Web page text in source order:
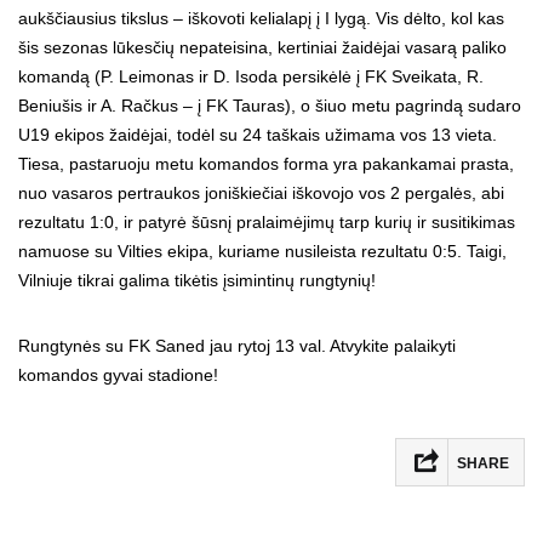
aukščiausius tikslus – iškovoti kelialapį į I lygą. Vis dėlto, kol kas
šis sezonas lūkesčių nepateisina, kertiniai žaidėjai vasarą paliko
komandą (P. Leimonas ir D. Isoda persikėlė į FK Sveikata, R.
Beniušis ir A. Račkus – į FK Tauras), o šiuo metu pagrindą sudaro
U19 ekipos žaidėjai, todėl su 24 taškais užimama vos 13 vieta.
Tiesa, pastaruoju metu komandos forma yra pakankamai prasta,
nuo vasaros pertraukos joniškiečiai iškovojo vos 2 pergalės, abi
rezultatu 1:0, ir patyrė šūsnį pralaimėjimų tarp kurių ir susitikimas
namuose su Vilties ekipa, kuriame nusileista rezultatu 0:5. Taigi,
Vilniuje tikrai galima tikėtis įsimintinų rungtynių!
Rungtynės su FK Saned jau rytoj 13 val. Atvykite palaikyti
komandos gyvai stadione!
SHARE